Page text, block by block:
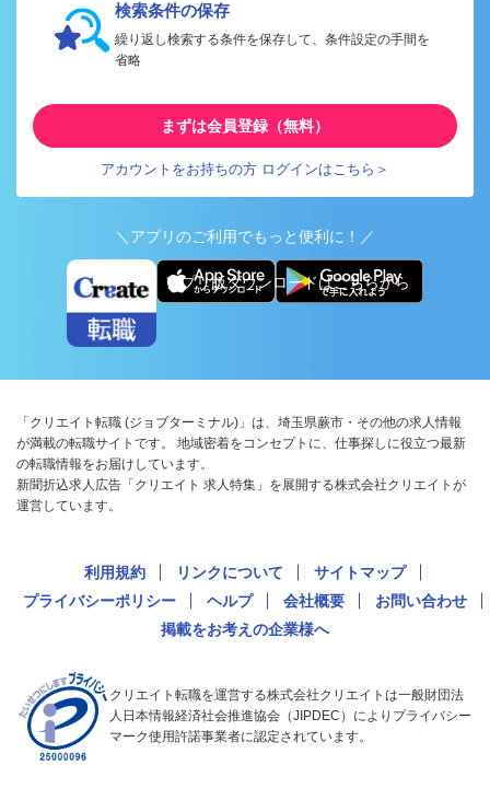
検索条件の保存
繰り返し検索する条件を保存して、条件設定の手間を
省略
まずは会員登録（無料）
アカウントをお持ちの方 ログインはこちら＞
＼アプリのご利用でもっと便利に！／
アプリ版ダウンロードはこちらから
「クリエイト転職 (ジョブターミナル)」は、埼玉県蕨市・その他の求人情報
が満載の転職サイトです。 地域密着をコンセプトに、仕事探しに役立つ最新
の転職情報をお届けしています。
新聞折込求人広告「クリエイト 求人特集」を展開する株式会社クリエイトが
運営しています。
利用規約 リンクについて
サイトマップ
プライバシーポリシー
ヘルプ 会社概要
お問い合わせ
掲載をお考えの企業様へ
クリエイト転職を運営する株式会社クリエイトは一般財団法
人日本情報経済社会推進協会（JIPDEC）によりプライバシー
マーク使用許諾事業者に認定されています。